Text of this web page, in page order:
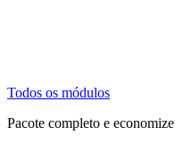
Todos os módulos
Pacote completo e economize